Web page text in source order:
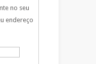
no seu
endereço